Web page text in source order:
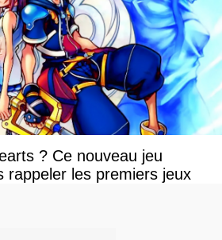
? Ce nouveau jeu
rappeler les premiers jeux